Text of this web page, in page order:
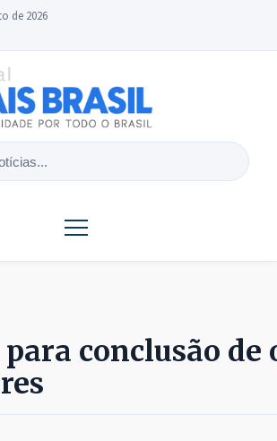
de 2026
para conclusão